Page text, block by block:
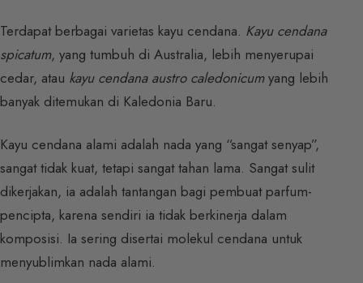
Terdapat berbagai varietas kayu cendana. Kayu cendana
spicatum, yang tumbuh di Australia, lebih menyerupai
cedar, atau kayu cendana austro caledonicumyang lebih
banyak ditemukan di Kaledonia Baru.
Kayu cendana alami adalah nada yang “sangat senyap”,
sangat tidak kuat, tetapi sangat tahan lama. Sangat sulit
dikerjakan, ia adalah tantangan bagi pembuat parfum-
pencipta, karena sendiri ia tidak berkinerja dalam
komposisi. Ia sering disertai molekul cendana untuk
menyublimkan nada alami.